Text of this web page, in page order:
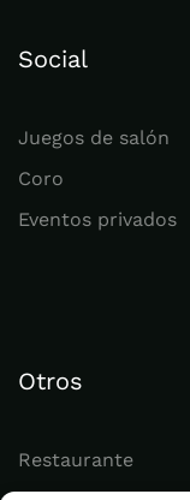
Social
Juegos de salón
Coro
Eventos privados
Otros
Restaurante